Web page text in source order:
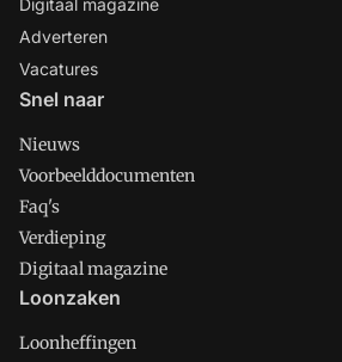
Digitaal magazine
Adverteren
Vacatures
Snel naar
Nieuws
Voorbeelddocumenten
Faq's
Verdieping
Digitaal magazine
Loonzaken
Loonheffingen